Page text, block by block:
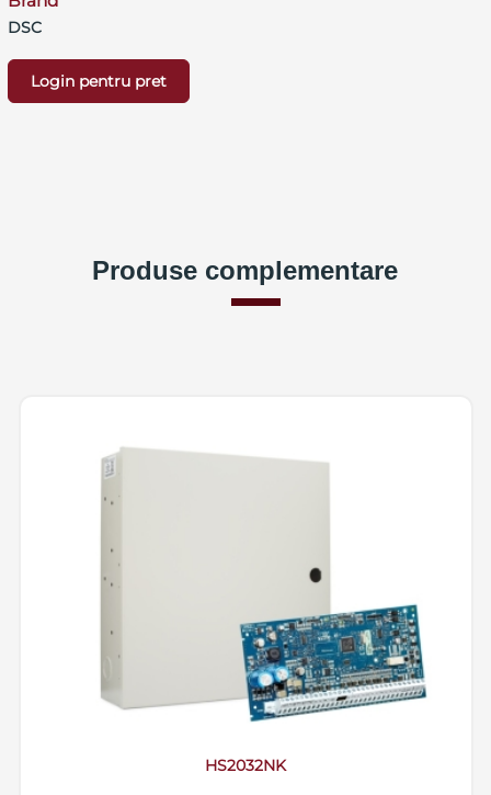
DSC
Login pentru pret
Produse complementare
HS2032NK